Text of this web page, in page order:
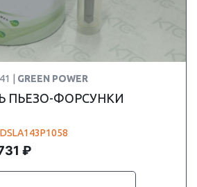
| GREEN POWER
ПЬЕЗО-ФОРСУНКИ
DSLA143P1058
₽